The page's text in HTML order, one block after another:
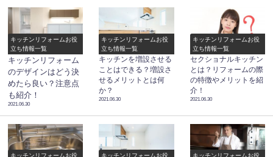
キッチンリフォームお役
立ち情報一覧
キッチンリフォーム
のデザインはどう決
めたら良い？注意点
も紹介！
2021.06.30
キッチンリフォームお役
立ち情報一覧
キッチンを増設させる
ことはできる？増設さ
せるメリットとは何
か？
2021.06.30
キッチンリフォームお役
立ち情報一覧
セクショナルキッチン
とは？リフォームの際
の特徴やメリットを紹
介！
2021.06.30
キッチンリフォームお役
キッチンリフォームお役
キッチンリフォームお役